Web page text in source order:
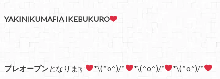
YAKINIKUMAFIA IKEBUKURO
プレオープンとなります *\(^o^)/* *\(^o^)/* *\(^o^)/*